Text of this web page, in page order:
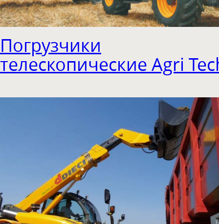
Погрузчики
телескопические Agri